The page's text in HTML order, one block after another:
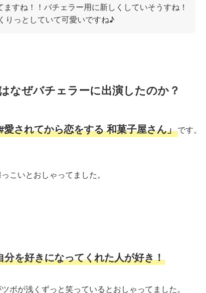
すね！！バチェラー用に新しくしていそうすね！
りっとしていて可愛いですね♪
なぜバチェラーに出演したのか？
愛されてから恋をする 和菓子屋さん」です。
こいとおしゃってました。
分を好きになってくれた人が好き！
ボが浅くずっと笑っているとおしゃってました。